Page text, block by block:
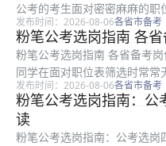
公考的考生面对密密麻麻的职
理条件、规划选岗节奏，很容
笔整理的选岗指南进阶版内容
岗全流程...
发布时间：2026-08-06各省市备考
粉笔公考选岗指南 各
粉笔公考选岗指南 各省备考
同学在面对职位表筛选时常
名，要么误踩选岗大坑影响后
的适用于全国各省市备考考生
骤、隐性...
发布时间：2026-08-06各省市备考
粉笔公考选岗指南：公
读
粉笔公考选岗指南：公考选